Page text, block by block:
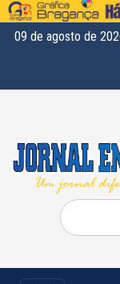
09 de agosto de
Pesquisar
por: